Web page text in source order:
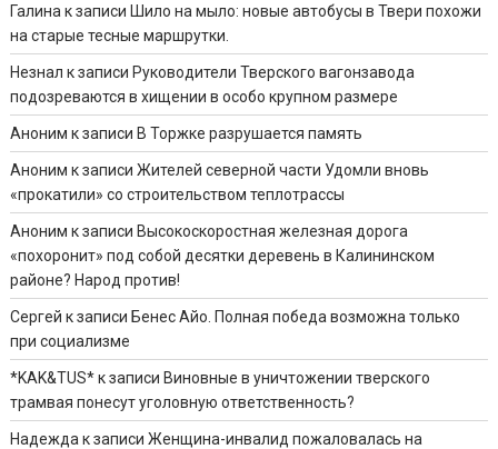
Галина к записи Шило на мыло: новые автобусы в Твери похожи
на старые тесные маршрутки.
Незнал к записи Руководители Тверского вагонзавода
подозреваются в хищении в особо крупном размере
Аноним к записи В Торжке разрушается память
Аноним к записиЖителей северной части Удомли вновь
«прокатили» со строительством теплотрассы
Аноним к записи Высокоскоростная железная дорога
«похоронит» под собой десятки деревень в Калининском
районе? Народ против!
Сергей к записи Бенес Айо. Полная победа возможна только
при социализме
*KAK&TUS*к записи Виновные в уничтожении тверского
трамвая понесут уголовную ответственность?
Надежда к записиЖенщина-инвалид пожаловалась на